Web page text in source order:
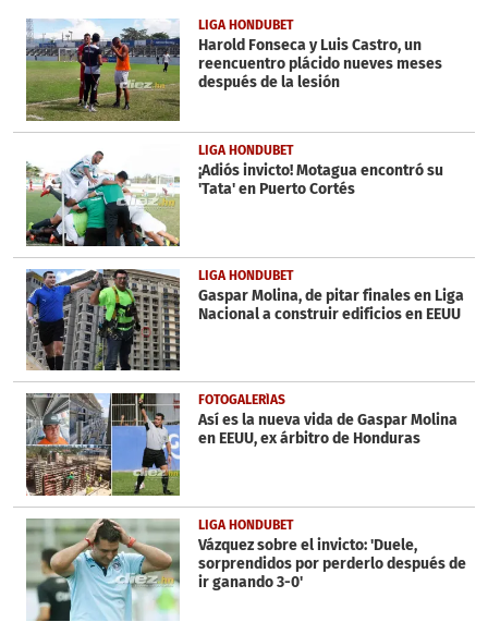
1
minute,
13
seconds
LIGA HONDUBET
Harold Fonseca y Luis Castro, un
reencuentro plácido nueves meses
después de la lesión
LIGA HONDUBET
¡Adiós invicto! Motagua encontró su
'Tata' en Puerto Cortés
LIGA HONDUBET
Gaspar Molina, de pitar finales en Liga
Nacional a construir edificios en EEUU
FOTOGALERÍAS
Así es la nueva vida de Gaspar Molina
en EEUU, ex árbitro de Honduras
LIGA HONDUBET
Vázquez sobre el invicto: 'Duele,
sorprendidos por perderlo después de
ir ganando 3-0'